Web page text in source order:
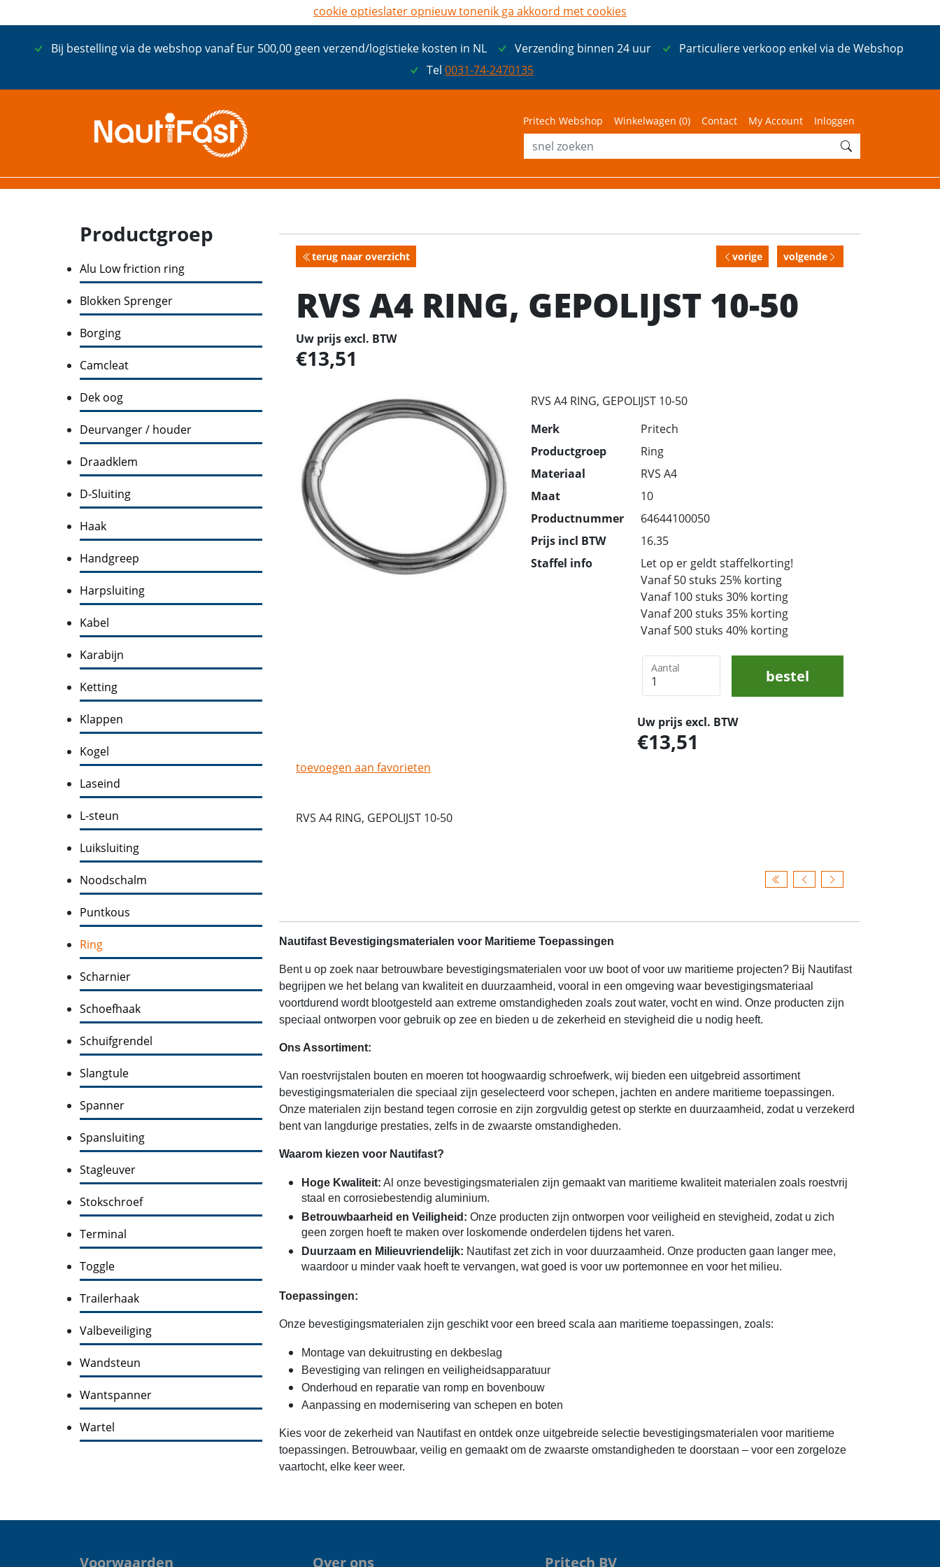
Bij bestelling via de webshop vanaf Eur 500,00 geen verzend/logistieke kosten in NL Verzending binnen 24 uur
Particuliere verkoop enkel via de Webshop
Tel 0031-74-2470135
Pritech Webshop Winkelwagen (0) Contact My Account Inloggen
Productgroep
Alu Low friction ring
Blokken Sprenger
Borging
Camcleat
Dek oog
Deurvanger / houder
Draadklem
D-Sluiting
Haak
Handgreep
Harpsluiting
Kabel
Karabijn
Ketting
Klappen
Kogel
Laseind
L-steun
Luiksluiting
Noodschalm
Puntkous
Ring
Scharnier
Schoefhaak
Schuifgrendel
Slangtule
Spanner
Spansluiting
Stagleuver
Stokschroef
Terminal
Toggle
Trailerhaak
Valbeveiliging
Wandsteun
Wantspanner
Wartel
terug naar overzicht vorige volgende
RVS A4 RING, GEPOLIJST 10-50
Uw prijs excl. BTW
13,51
RVS A4 RING, GEPOLIJST 10-50
Merk
Pritech
Productgroep
Ring
Materiaal
RVS A4
Maat
10
Productnummer
64644100050
Prijs incl BTW
16.35
Staffel info
Let op er geldt staffelkorting!
Vanaf 50 stuks 25% korting
Vanaf 100 stuks 30% korting
Vanaf 200 stuks 35% korting
Vanaf 500 stuks 40% korting
Aantal bestel
Uw prijs excl. BTW
13,51
toevoegen aan favorieten
RVS A4 RING, GEPOLIJST 10-50
Nautifast Bevestigingsmaterialen voor Maritieme Toepassingen
Bent u op zoek naar betrouwbare bevestigingsmaterialen voor uw boot of voor uw maritieme projecten? Bij Nautifast
begrijpen we het belang van kwaliteit en duurzaamheid, vooral in een omgeving waar bevestigingsmateriaal
voortdurend wordt blootgesteld aan extreme omstandigheden zoals zout water, vocht en wind. Onze producten zijn
speciaal ontworpen voor gebruik op zee en bieden u de zekerheid en stevigheid die u nodig heeft.
Ons Assortiment:
Van roestvrijstalen bouten en moeren tot hoogwaardig schroefwerk, wij bieden een uitgebreid assortiment
bevestigingsmaterialen die speciaal zijn geselecteerd voor schepen, jachten en andere maritieme toepassingen.
Onze materialen zijn bestand tegen corrosie en zijn zorgvuldig getest op sterkte en duurzaamheid, zodat u verzekerd
bent van langdurige prestaties, zelfs in de zwaarste omstandigheden.
Waarom kiezen voor Nautifast?
Hoge Kwaliteit: Al onze bevestigingsmaterialen zijn gemaakt van maritieme kwaliteit materialen zoals roestvrij
staal en corrosiebestendig aluminium.
Betrouwbaarheid en Veiligheid: Onze producten zijn ontworpen voor veiligheid en stevigheid, zodat u zich
geen zorgen hoeft te maken over loskomende onderdelen tijdens het varen.
Duurzaam en Milieuvriendelijk: Nautifast zet zich in voor duurzaamheid. Onze producten gaan langer mee,
waardoor u minder vaak hoeft te vervangen, wat goed is voor uw portemonnee en voor het milieu.
Toepassingen:
Onze bevestigingsmaterialen zijn geschikt voor een breed scala aan maritieme toepassingen, zoals:
Montage van dekuitrusting en dekbeslag
Bevestiging van relingen en veiligheidsapparatuur
Onderhoud en reparatie van romp en bovenbouw
Aanpassing en modernisering van schepen en boten
Kies voor de zekerheid van Nautifast en ontdek onze uitgebreide selectie bevestigingsmaterialen voor maritieme
toepassingen. Betrouwbaar, veilig en gemaakt om de zwaarste omstandigheden te doorstaan – voor een zorgeloze
vaartocht, elke keer weer.
Voorwaarden Over ons Pritech BV
cookie optieslater opnieuw tonenik ga akkoord met cookies